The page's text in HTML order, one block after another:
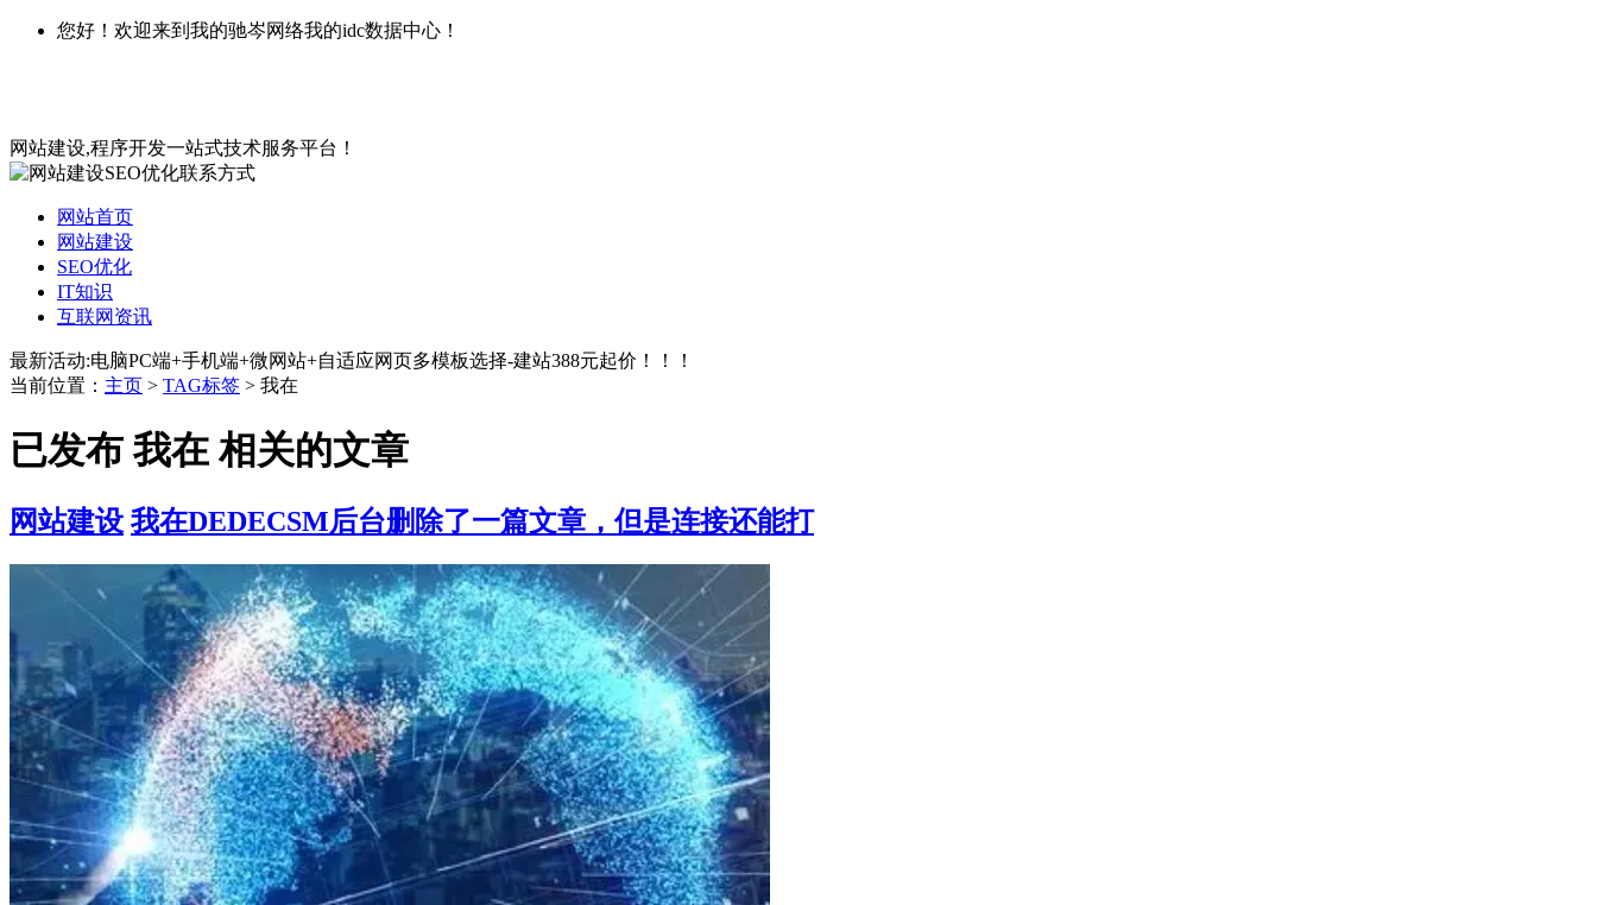
您好！欢迎来到我的驰岑网络我的idc数据中心！
网站建设,程序开发一站式技术服务平台！
网站首页
网站建设
SEO优化
IT知识
互联网资讯
最新活动:电脑PC端+手机端+微网站+自适应网页多模板选择-建站388元起价！！！
当前位置： 主页 > TAG标签 > 我在
已发布 我在 相关的文章
网站建设 我在DEDECSM后台删除了一篇文章，但是连接还能打